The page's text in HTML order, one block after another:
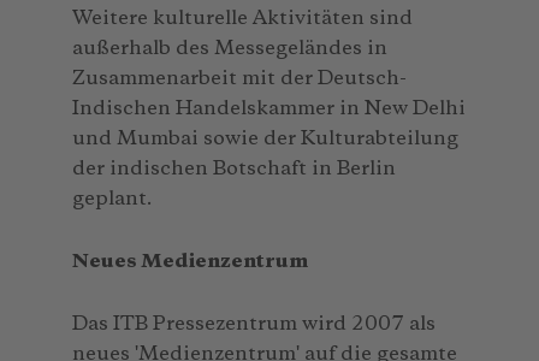
Weitere kulturelle Aktivitäten sind
außerhalb des Messegeländes in
Zusammenarbeit mit der Deutsch-
Indischen Handelskammer in New Delhi
und Mumbai sowie der Kulturabteilung
der indischen Botschaft in Berlin
geplant.
Neues Medienzentrum
Das ITB Pressezentrum wird 2007 als
neues 'Medienzentrum' auf die gesamte